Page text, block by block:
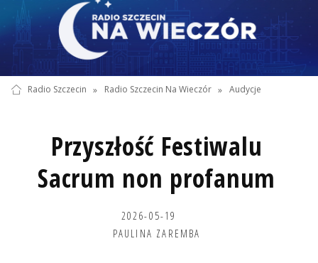
Radio Szczecin » Radio Szczecin Na Wieczór » Audycje
Przyszłość Festiwalu
Sacrum non profanum
2026-05-19
PAULINA ZAREMBA